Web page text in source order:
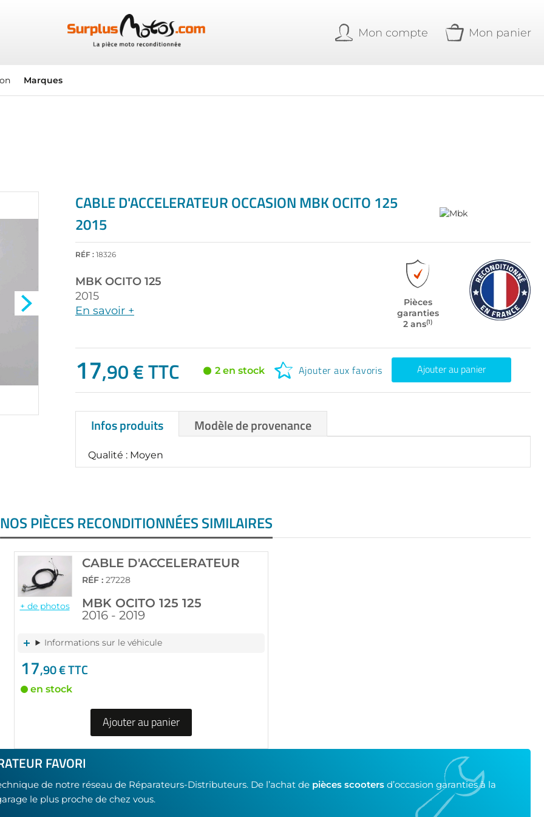
Mon compte Mon panier
Marques
CABLE D'ACCELERATEUR OCCASION MBK OCITO 125
2015
RÉF : 18326
MBK OCITO 125
2015
En savoir +
Pièces
garanties
2 ans(1)
17,90 € TTC 2 en stock Ajouter aux favoris Ajouter au panier
Infos produits
Qualité : Moyen
Modèle de provenance
NOS PIÈCES RECONDITIONNÉES SIMILAIRES
+ de photos
CABLE D'ACCELERATEUR
RÉF : 27228
MBK OCITO 125 125
2016 - 2019
Informations sur le véhicule
17,90 € TTC
en stock
Ajouter au panier
FAVORI
de notre réseau de Réparateurs-Distributeurs. De l’achat de pièces scooters d’occasion garanties à la
le plus proche de chez vous.